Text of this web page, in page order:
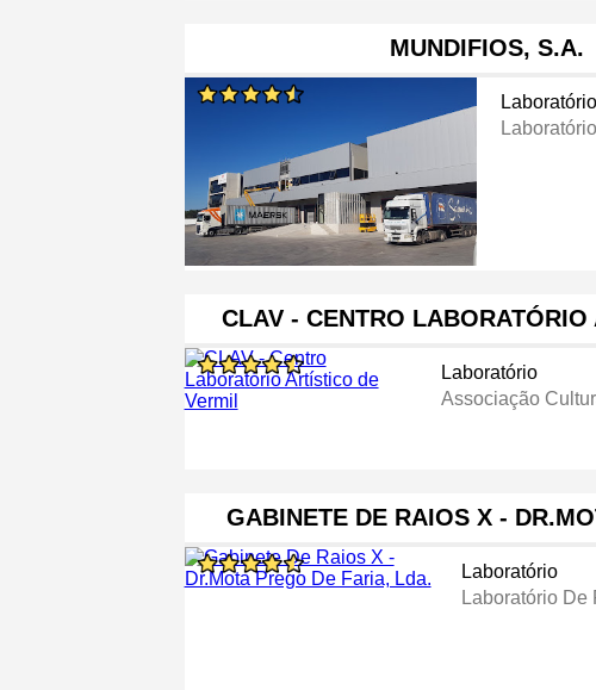
MUNDIFIOS, S.A.
Laboratório
Laboratório
CLAV - CENTRO
Laboratório
Associação
GABINETE DE RAIOS X -
Laboratório
Laboratório De